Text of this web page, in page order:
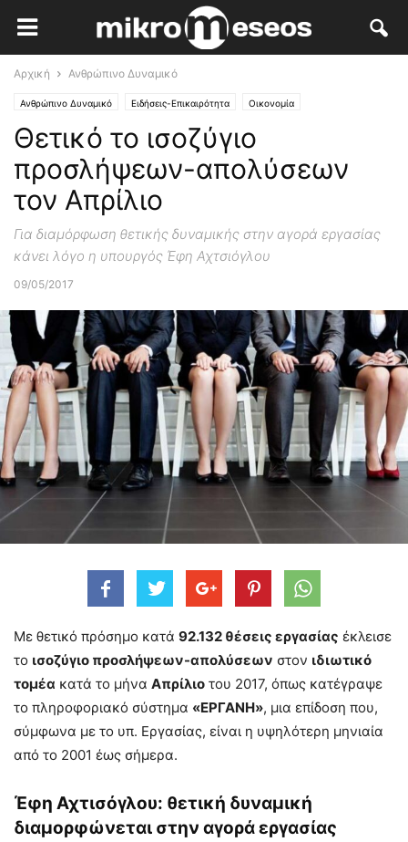
Αρχική Ανθρώπινο Δυναμικό
Ανθρώπινο Δυναμικό Ειδήσεις-Επικαιρότητα Οικονομία
Θετικό το ισοζύγιο
προσλήψεων-απολύσεων
τον Απρίλιο
Για διαμόρφωση θετικής δυναμικής στην αγορά εργασίας
κάνει λόγο η υπουργός Έφη Αχτσιόγλου
09/05/2017
Με θετικό πρόσημο κατά 92.132 θέσεις εργασίας έκλεισε
το ισοζύγιο προσλήψεων-απολύσεων στον ιδιωτικό
τομέα κατά το μήνα Απρίλιο του 2017, όπως κατέγραψε
το πληροφοριακό σύστημα «ΕΡΓΑΝΗ», μια επίδοση που,
σύμφωνα με το υπ. Εργασίας, είναι η υψηλότερη μηνιαία
από το 2001 έως σήμερα.
Έφη Αχτισόγλου: θετική δυναμική
διαμορφώνεται στην αγορά εργασίας